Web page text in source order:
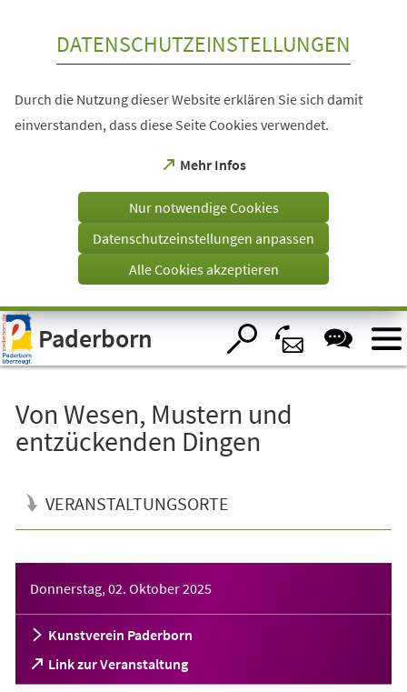
Visuelle
Assistenzsoftware
öffnen.
DATENSCHUTZEINSTELLUNGEN
Durch die Nutzung dieser Website erklären Sie sich damit
einverstanden, dass diese Seite Cookies verwendet.
Mehr Infos
(Öffnet
einem
Tab)
Nur notwendige Cookies
Datenschutzeinstellungen anpassen
Alle Cookies akzeptieren
Paderborn
Von Wesen, Mustern und
entzückenden Dingen
VERANSTALTUNGSORTE
Donnerstag, 02. Oktober 2025
Kunstverein Paderborn
Link zur Veranstaltung
(Öffnet
in